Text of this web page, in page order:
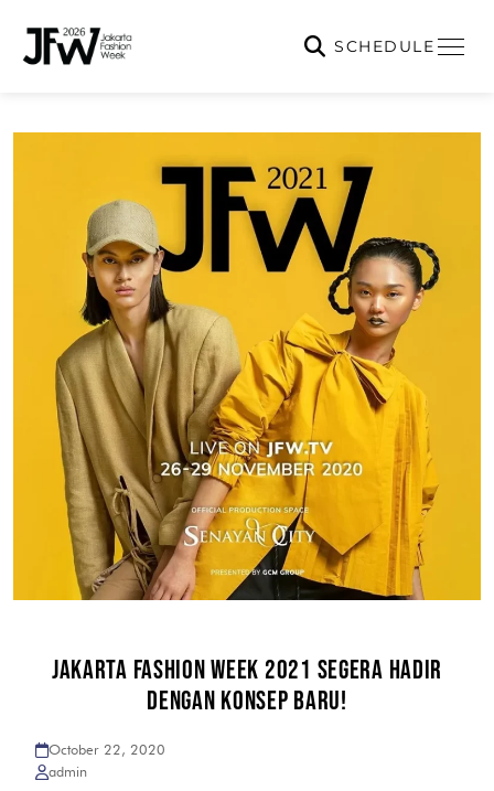
SCHEDULE
JAKARTA FASHION WEEK 2021 SEGERA HADIR
DENGAN KONSEP BARU!
October 22, 2020
admin